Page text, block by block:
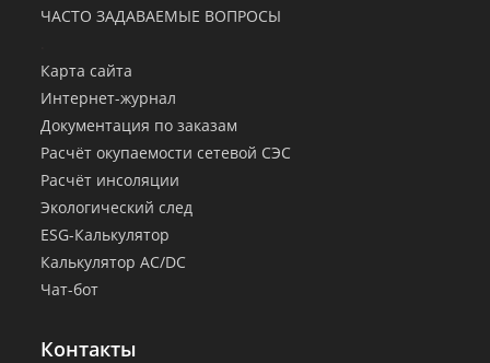
ЧАСТО ЗАДАВАЕМЫЕ ВОПРОСЫ
Карта сайта
Интернет-журнал
Документация по заказам
Расчёт окупаемости сетевой СЭС
Расчёт инсоляции
Экологический след
ESG-Калькулятор
Калькулятор AC/DC
Чат-бот
Контакты